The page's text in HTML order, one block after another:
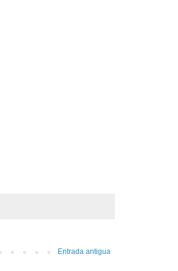
Entrada antigua